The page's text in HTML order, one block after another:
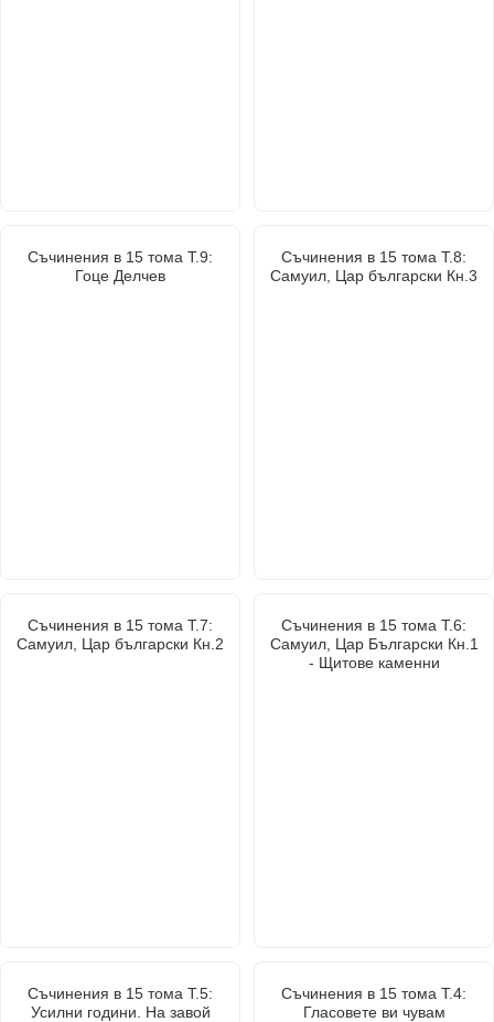
Съчинения в 15 тома Т.9:
Гоце Делчев
Съчинения в 15 тома Т.8:
Самуил, Цар български Кн.3
Съчинения в 15 тома Т.7:
Самуил, Цар български Кн.2
Съчинения в 15 тома Т.6:
Самуил, Цар Български Кн.1
- Щитове каменни
Съчинения в 15 тома Т.5:
Усилни години. На завой
Съчинения в 15 тома Т.4:
Гласовете ви чувам